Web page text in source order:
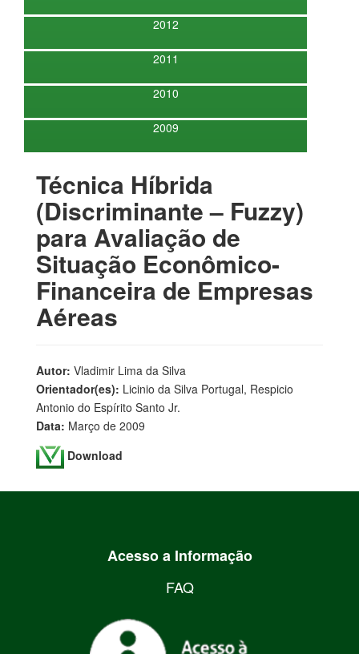
2012
2011
2010
2009
Técnica Híbrida
(Discriminante – Fuzzy)
para Avaliação de
Situação Econômico-
Financeira de Empresas
Aéreas
Autor: Vladimir Lima da Silva
Orientador(es): Licinio da Silva Portugal, Respicio
Antonio do Espírito Santo Jr.
Data: Março de 2009
Download
Acesso a Informação
FAQ